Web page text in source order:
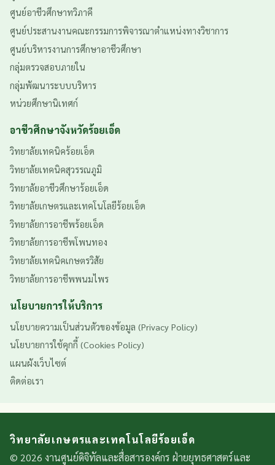
ศูนย์อาชีวศึกษาทวิภาคี
ศูนย์ประสานงานคณะกรรมการพิจารณาตำแหน่งทางวิชาการ
ศูนย์บริหารงานการศึกษาอาชีวศึกษา
กลุ่มตรวจสอบภายใน
กลุ่มพัฒนาระบบบริหาร
หน่วยศึกษานิเทศก์
อาชีวศึกษาจังหวัดร้อยเอ็ด
วิทยาลัยเทคนิคร้อยเอ็ด
วิทยาลัยเทคนิคสุวรรณภูมิ
วิทยาลัยอาชีวศึกษาร้อยเอ็ด
วิทยาลัยเกษตรและเทคโนโลยีร้อยเอ็ด
วิทยาลัยการอาชีพร้อยเอ็ด
วิทยาลัยการอาชีพโพนทอง
วิทยาลัยเทคนิคเกษตรวิสัย
วิทยาลัยการอาชีพพนมไพร
นโยบายการให้บริการ
นโยบายความเป็นส่วนตัวของข้อมูล (Privacy Policy)
นโยบายการใช้คุกกี้ (Cookies Policy)
แผนผังเว็บไซต์
ติดต่อเรา
วิทยาลัยเกษตรและเทคโนโลยีร้อยเอ็ด
© 2026 งานศูนย์ดิจิทัลและสื่อสารองค์กร ฝ่ายยุทธศาสตร์และ